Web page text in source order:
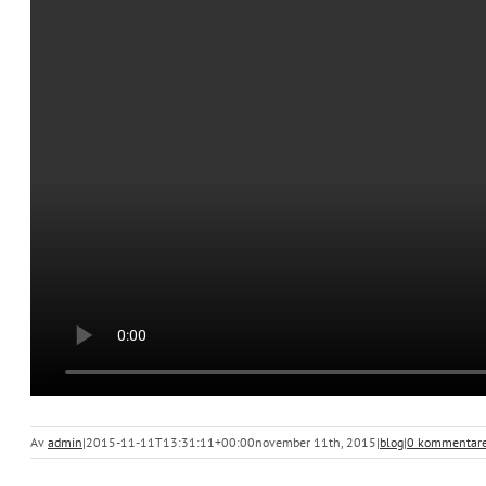
Av admin|2015-11-11T13:31:11+00:00november 11th, 2015|blog|0